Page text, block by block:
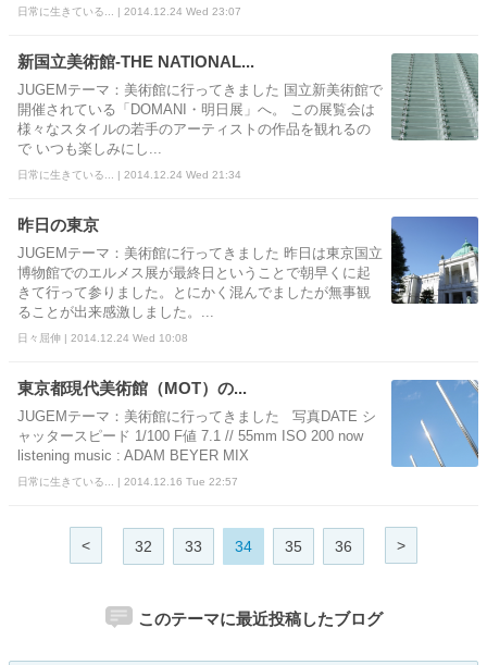
日常に生きている... | 2014.12.24 Wed 23:07
新国立美術館-THE NATIONAL...
JUGEMテーマ：美術館に行ってきました 国立新美術館で
開催されている「DOMANI・明日展」へ。 この展覧会は
様々なスタイルの若手のアーティストの作品を観れるの
で いつも楽しみにし...
日常に生きている... | 2014.12.24 Wed 21:34
昨日の東京
JUGEMテーマ：美術館に行ってきました 昨日は東京国立
博物館でのエルメス展が最終日ということで朝早くに起
きて行って参りました。とにかく混んでましたが無事観
ることが出来感激しました。...
日々屈伸 | 2014.12.24 Wed 10:08
東京都現代美術館（MOT）の...
JUGEMテーマ：美術館に行ってきました 写真DATE シ
ャッタースピード 1/100 F値 7.1 // 55mm ISO 200 now
listening music : ADAM BEYER MIX
日常に生きている... | 2014.12.16 Tue 22:57
< 32 33 34 35 36 >
このテーマに最近投稿したブログ